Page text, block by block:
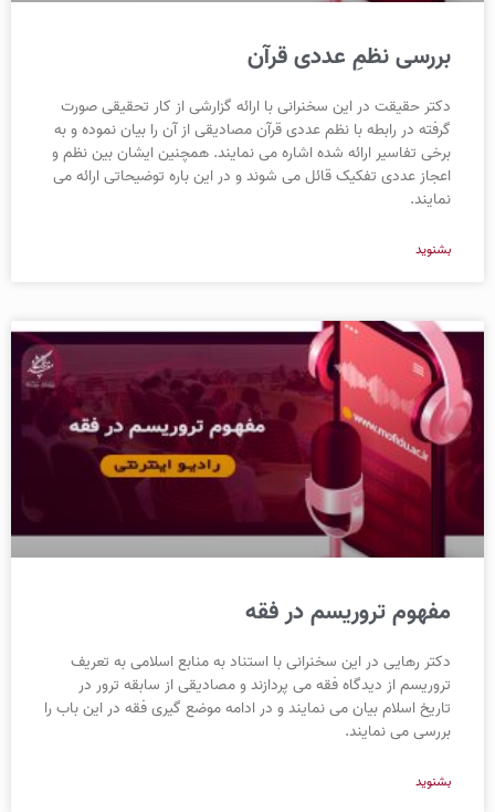
بررسی نظمِ عددی قرآن
دکتر حقیقت در این سخنرانی با ارائه گزارشی از کار تحقیقی صورت
گرفته در رابطه با نظم عددی قرآن مصادیقی از آن را بیان نموده و به
برخی تفاسیر ارائه شده اشاره می نمایند. همچنین ایشان بین نظم و
اعجاز عددی تفکیک قائل می شوند و در این باره توضیحاتی ارائه می
نمایند.
بشنوید
مفهوم تروریسم در فقه
دکتر رهایی در این سخنرانی با استناد به منابع اسلامی به تعریف
تروریسم از دیدگاه فقه می پردازند و مصادیقی از سابقه ترور در
تاریخ اسلام بیان می نمایند و در ادامه موضع گیری فقه در این باب را
بررسی می نمایند.
بشنوید